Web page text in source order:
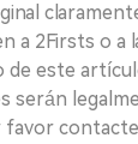
a 2Firsts o a
de este
serán
contacte